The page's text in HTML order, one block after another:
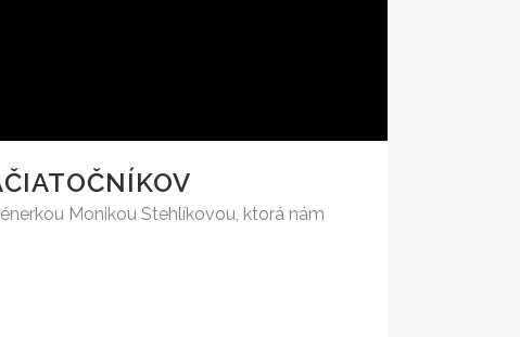
Monikou Stehlíkovou, ktorá nám